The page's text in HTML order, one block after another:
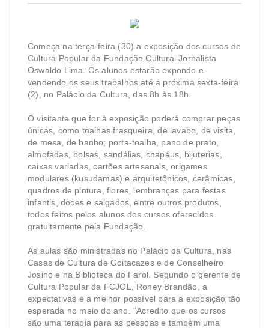
Começa na terça-feira (30) a exposição dos cursos de
Cultura Popular da Fundação Cultural Jornalista
Oswaldo Lima. Os alunos estarão expondo e
vendendo os seus trabalhos até a próxima sexta-feira
(2), no Palácio da Cultura, das 8h às 18h.
O visitante que for à exposição poderá comprar peças
únicas, como toalhas frasqueira, de lavabo, de visita,
de mesa, de banho; porta-toalha, pano de prato,
almofadas, bolsas, sandálias, chapéus, bijuterias,
caixas variadas, cartões artesanais, origames
modulares (kusudamas) e arquitetônicos, cerâmicas,
quadros de pintura, flores, lembranças para festas
infantis, doces e salgados, entre outros produtos,
todos feitos pelos alunos dos cursos oferecidos
gratuitamente pela Fundação.
As aulas são ministradas no Palácio da Cultura, nas
Casas de Cultura de Goitacazes e de Conselheiro
Josino e na Biblioteca do Farol. Segundo o gerente de
Cultura Popular da FCJOL, Roney Brandão, a
expectativas é a melhor possível para a exposição tão
esperada no meio do ano. “Acredito que os cursos
são uma terapia para as pessoas e também uma